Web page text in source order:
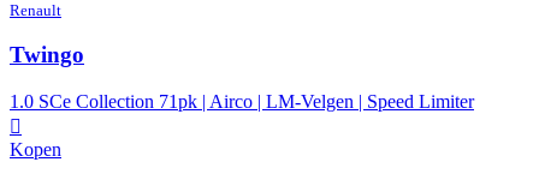
Renault
Twingo
1.0 SCe Collection 71pk | Airco | LM-Velgen | Speed Limiter
Kopen